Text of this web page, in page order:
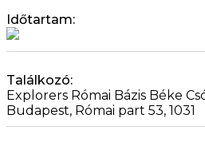
Időtartam:
Találkozó:
Explorers Római Bázis Béke
Budapest, Római part 53, 1031